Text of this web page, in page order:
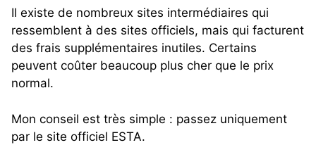
Il existe de nombreux sites intermédiaires qui
ressemblent à des sites officiels, mais qui facturent
des frais supplémentaires inutiles. Certains
peuvent coûter beaucoup plus cher que le prix
normal.
Mon conseil est très simple : passez uniquement
par le site officiel ESTA.